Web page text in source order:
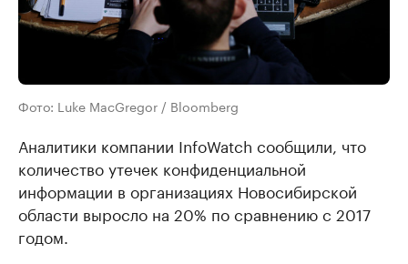
Фото: Luke MacGregor / Bloomberg
Аналитики компании InfoWatch сообщили, что
количество утечек конфиденциальной
информации в организациях Новосибирской
области выросло на 20% по сравнению с 2017
годом.